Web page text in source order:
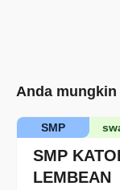
Anda
SMP
LEMBEAN
SMP